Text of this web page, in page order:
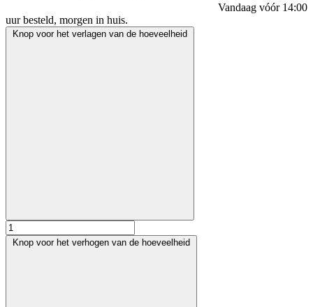
Vandaag vóór 14:00
uur besteld, morgen in huis.
Knop voor het verlagen van de hoeveelheid
Knop voor het verhogen van de hoeveelheid